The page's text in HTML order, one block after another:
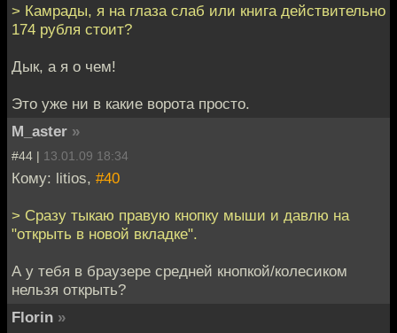
> Камрады, я на глаза слаб или книга действительно
174 рубля стоит?
Дык, а я о чем!
Это уже ни в какие ворота просто.
M_aster »
#44 | 13.01.09 18:34
Кому: litios, #40
> Сразу тыкаю правую кнопку мыши и давлю на
"открыть в новой вкладке".
А у тебя в браузере средней кнопкой/колесиком
нельзя открыть?
Florin »